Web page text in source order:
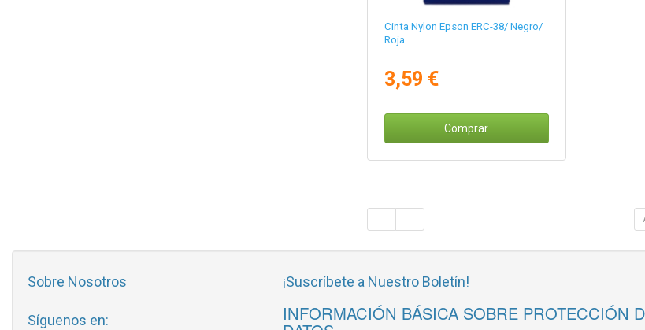
Cinta Nylon Epson ERC-38/ Negro/
Roja
3,59 €
Comprar
Sobre Nosotros
Síguenos en:
¡Suscríbete a Nuestro Boletín!
INFORMACIÓN BÁSICA SOBRE PROTECCIÓN